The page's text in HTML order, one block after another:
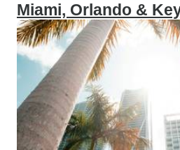
Miami, Orlando &